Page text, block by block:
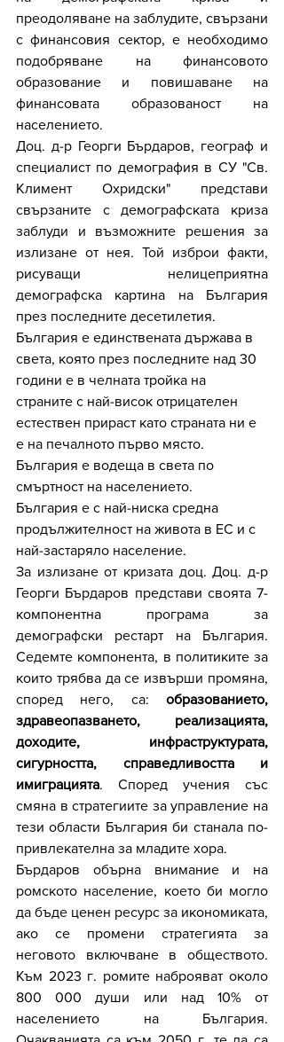
преодоляване на заблудите, свързани
с финансовия сектор, е необходимо
подобряване на финансовото
образование и повишаване на
финансовата образованост на
населението.
Доц. д-р Георги Бърдаров, географ и
специалист по демография в СУ "Св.
Климент Охридски" представи
свързаните с демографската криза
заблуди и възможните решения за
излизане от нея. Той изброи факти,
рисуващи нелицеприятна
демографска картина на България
през последните десетилетия.
България е единствената държава в
света, която през последните над 30
години е в челната тройка на
страните с най-висок отрицателен
естествен прираст като страната ни е
е на печалното първо място.
България е водеща в света по
смъртност на населението.
България е с най-ниска средна
продължителност на живота в ЕС и с
най-застаряло население.
За излизане от кризата доц. Доц. д-р
Георги Бърдаров представи своята 7-
компонентна програма за
демографски рестарт на България.
Седемте компонента, в политиките за
които трябва да се извърши промяна,
според него, са: образованието,
здравеопазването, реализацията,
доходите, инфраструктурата,
сигурността, справедливостта и
имиграцията. Според учения със
смяна в стратегиите за управление на
тези области България би станала по-
привлекателна за младите хора.
Бърдаров обърна внимание и на
ромското население, което би могло
да бъде ценен ресурс за икономиката,
ако се промени стратегията за
неговото включване в обществото.
Към 2023 г. ромите наброяват около
800 000 души или над 10% от
населението на България.